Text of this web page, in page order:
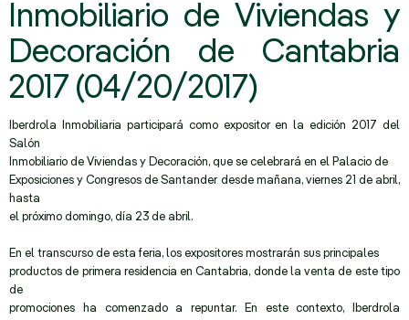
Inmobiliario de Viviendas y
Decoración de Cantabria
2017 (04/20/2017)
Iberdrola Inmobiliaria participará como expositor en la edición 2017 del
Salón
Inmobiliario de Viviendas y Decoración, que se celebrará en el Palacio de
Exposiciones y Congresos de Santander desde mañana, viernes 21 de abril,
hasta
el próximo domingo, día 23 de abril.
En el transcurso de esta feria, los expositores mostrarán sus principales
productos de primera residencia en Cantabria, donde la venta de este tipo
de
promociones ha comenzado a repuntar. En este contexto, Iberdrola